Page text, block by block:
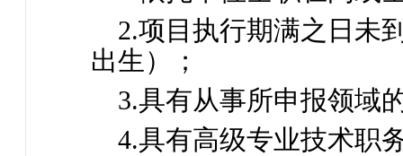
2.项目执行期满之日未
出生）；
3.具有从事所申报领域
4.具有高级专业技术职